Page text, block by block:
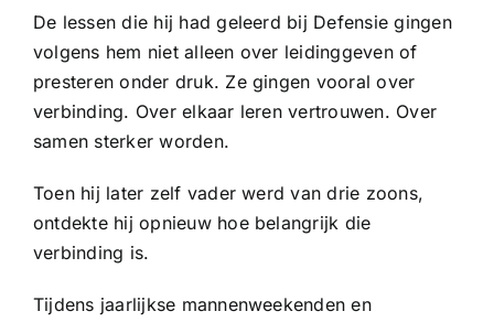
De lessen die hij had geleerd bij Defensie gingen
volgens hem niet alleen over leidinggeven of
presteren onder druk. Ze gingen vooral over
verbinding. Over elkaar leren vertrouwen. Over
samen sterker worden.
Toen hij later zelf vader werd van drie zoons,
ontdekte hij opnieuw hoe belangrijk die
verbinding is.
Tijdens jaarlijkse mannenweekenden en